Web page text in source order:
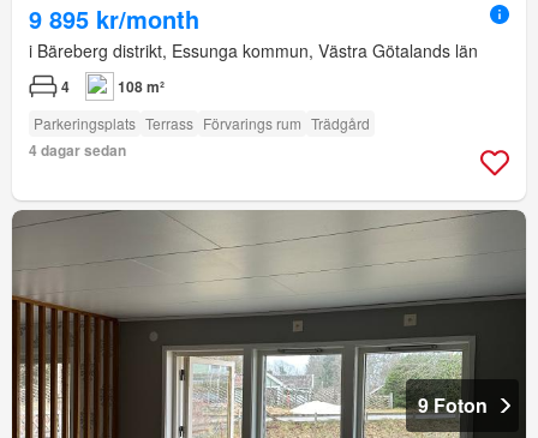
9 895 kr/month
i Bäreberg distrikt, Essunga kommun, Västra Götalands län
4 108 m²
Parkeringsplats Terrass Förvarings rum Trädgård
4 dagar sedan
9 Foton